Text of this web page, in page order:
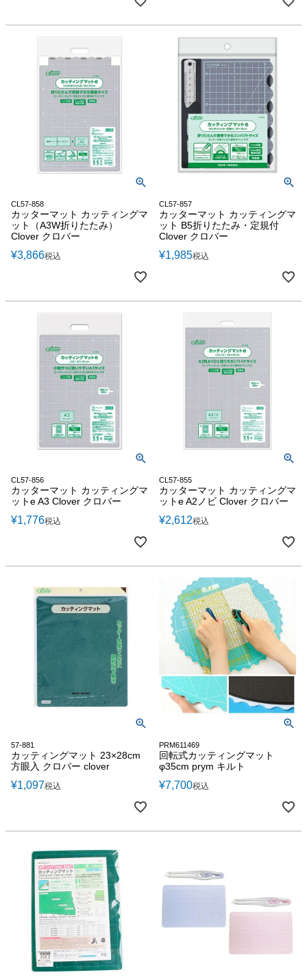
CL57-858
カッターマット カッティングマ
ット（A3W折りたたみ）
Clover クロバー
¥3,866税込
CL57-857
カッターマット カッティングマ
ット B5折りたたみ・定規付
Clover クロバー
¥1,985税込
CL57-856
カッターマット カッティングマ
ットe A3 Clover クロバー
¥1,776税込
CL57-855
カッターマット カッティングマ
ットe A2ノビ Clover クロバー
¥2,612税込
57-881
カッティングマット 23×28cm
方眼入 クロバー clover
¥1,097税込
PRM611469
回転式カッティングマット
φ35cm prym キルト
¥7,700税込